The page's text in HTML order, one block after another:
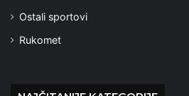
Ostali sportovi
Rukomet